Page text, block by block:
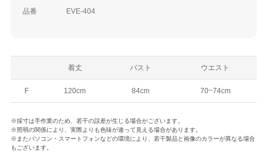
品番 EVE-404
着丈 バスト ウエスト
F 120cm 84cm 70~74cm
※採寸は手作業のため、若干の誤差が生じる場合がございます。
※照明の関係により、実際よりも色味が違って見える場合があります。
※またパソコン・スマートフォンなどの環境により、若干製品と画像のカラーが異なる場合
もございます。